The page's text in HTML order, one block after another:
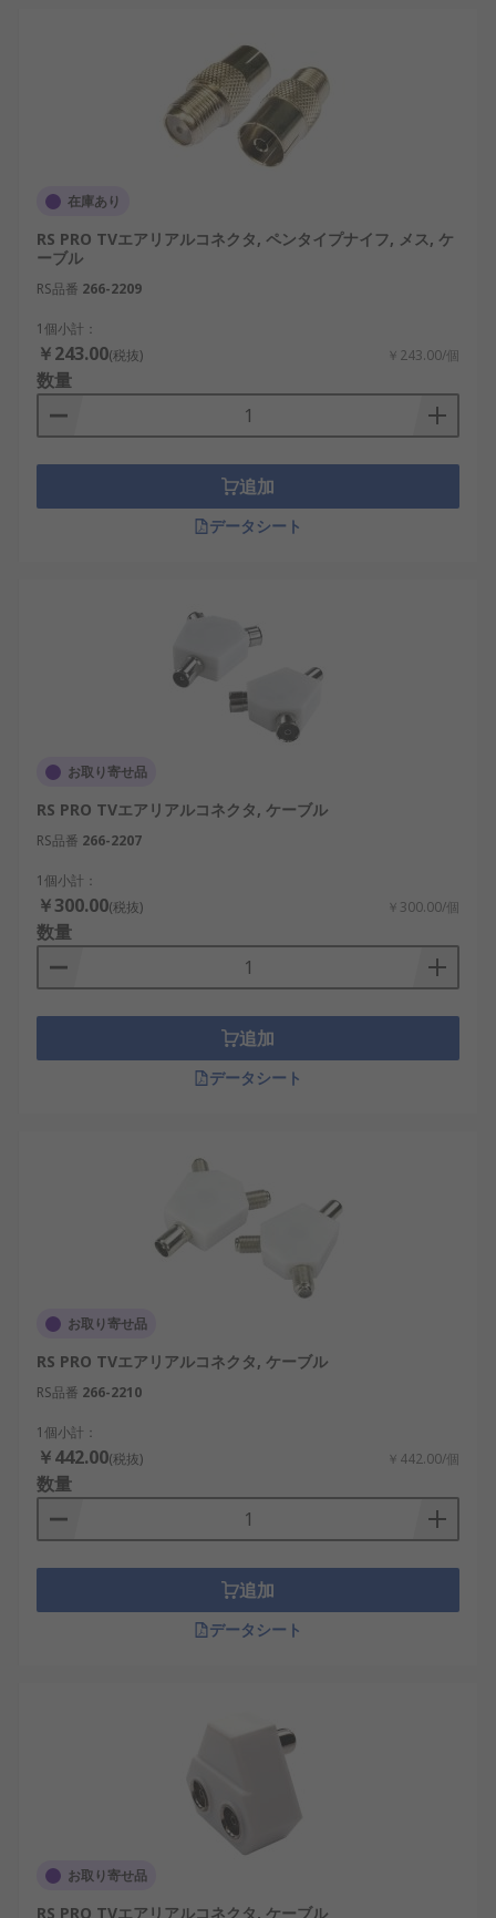
在庫あり
RS PRO TVエアリアルコネクタ, ペンタイプナイフ, メス, ケ
ーブル
RS品番 266-2209
1個小計：
￥243.00(税抜) ￥243.00/個
数量
追加
データシート
お取り寄せ品
RS PRO TVエアリアルコネクタ, ケーブル
RS品番 266-2207
1個小計：
￥300.00(税抜) ￥300.00/個
数量
追加
データシート
お取り寄せ品
RS PRO TVエアリアルコネクタ, ケーブル
RS品番 266-2210
1個小計：
￥442.00(税抜) ￥442.00/個
数量
追加
データシート
お取り寄せ品
RS PRO TVエアリアルコネクタ, ケーブル